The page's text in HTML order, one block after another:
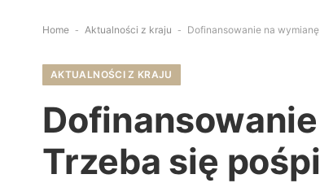
Home - Aktualności z kraju - Dofinansowanie na
AKTUALNOŚCI Z KRAJU
Trzeba się